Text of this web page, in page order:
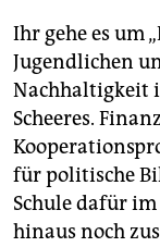
Ihr gehe es um
Jugendlichen
Nachhaltigkeit
Scheeres.
für politische
Schule dafür
hinaus noch